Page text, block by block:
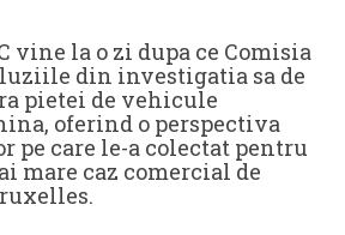
vine la o zi dupa ce Comisia
din investigatia sa de
pietei de vehicule
oferind o perspectiva
pe care le-a colectat pentru
mare caz comercial de